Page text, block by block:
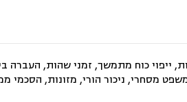
ייפוי כוח מתמשך, זמני שהות, העברה
מסחרי, ניכור הורי, מזונות, הסכמי